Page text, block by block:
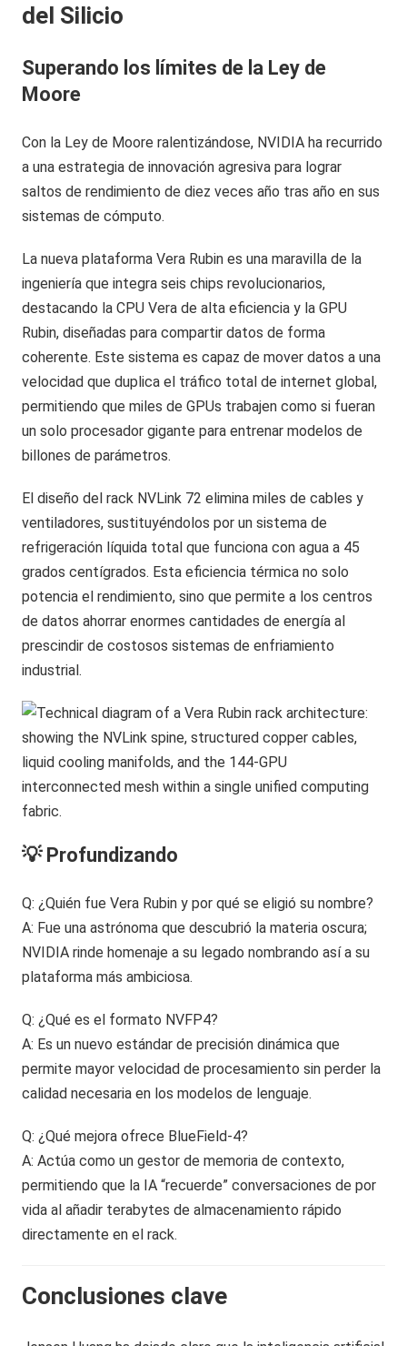
del Silicio
Superando los límites de la Ley de
Moore
Con la Ley de Moore ralentizándose, NVIDIA ha recurrido
a una estrategia de innovación agresiva para lograr
saltos de rendimiento de diez veces año tras año en sus
sistemas de cómputo.
La nueva plataforma Vera Rubin es una maravilla de la
ingeniería que integra seis chips revolucionarios,
destacando la CPU Vera de alta eficiencia y la GPU
Rubin, diseñadas para compartir datos de forma
coherente. Este sistema es capaz de mover datos a una
velocidad que duplica el tráfico total de internet global,
permitiendo que miles de GPUs trabajen como si fueran
un solo procesador gigante para entrenar modelos de
billones de parámetros.
El diseño del rack NVLink 72 elimina miles de cables y
ventiladores, sustituyéndolos por un sistema de
refrigeración líquida total que funciona con agua a 45
grados centígrados. Esta eficiencia térmica no solo
potencia el rendimiento, sino que permite a los centros
de datos ahorrar enormes cantidades de energía al
prescindir de costosos sistemas de enfriamiento
industrial.
💡 Profundizando
Q: ¿Quién fue Vera Rubin y por qué se eligió su nombre?
A: Fue una astrónoma que descubrió la materia oscura;
NVIDIA rinde homenaje a su legado nombrando así a su
plataforma más ambiciosa.
Q: ¿Qué es el formato NVFP4?
A: Es un nuevo estándar de precisión dinámica que
permite mayor velocidad de procesamiento sin perder la
calidad necesaria en los modelos de lenguaje.
Q: ¿Qué mejora ofrece BlueField-4?
A: Actúa como un gestor de memoria de contexto,
permitiendo que la IA “recuerde” conversaciones de por
vida al añadir terabytes de almacenamiento rápido
directamente en el rack.
Conclusiones clave